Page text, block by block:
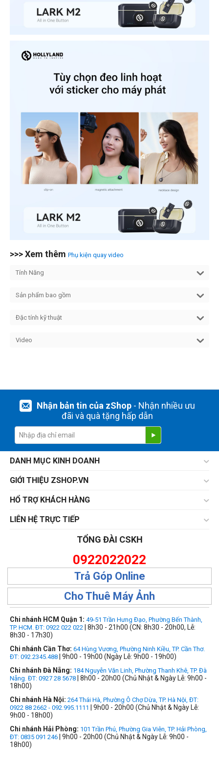
>>> Xem thêm Phụ kiện quay video
Tính Năng
Sản phẩm bao gồm
Đặc tính kỹ thuật
Video
Nhận bản tin của zShop- Nhận nhiều ưu
đãi và quà tặng hấp dẫn
DANH MỤC KINH DOANH
GIỚI THIỆU ZSHOP.VN
HỔ TRỢ KHÁCH HÀNG
LIÊN HỆ TRỰC TIẾP
TỔNG ĐÀI CSKH
0922022022
Trả Góp Online
Cho Thuê Máy Ảnh
Chi nhánh HCM Quận 1: 49-51 Trần Hưng Đạo, Phường Bến Thành,
TP. HCM. ĐT: 0922 022 022 | 8h30 - 21h00 (CN: 8h30 - 20h00, Lễ:
8h30 - 17h30)
Chi nhánh Cần Thơ: 64 Hùng Vương, Phường Ninh Kiều, TP. Cần Thơ.
ĐT: 092.2345.488 | 9h00 - 19h00 (Ngày Lễ: 9h00 - 19h00)
Chi nhánh Đà Nẵng: 184 Nguyễn Văn Linh, Phường Thanh Khê, TP. Đà
Nẵng. ĐT: 0927 28 5678 | 8h00 - 20h00 (Chủ Nhật & Ngày Lễ: 9h00 -
18h00)
Chi nhánh Hà Nội: 264 Thái Hà, Phường Ô Chợ Dừa, TP. Hà Nội, ĐT:
0922 88 2662 - 092.995.1111
| 9h00 - 20h00 (Chủ Nhật & Ngày Lễ:
9h00 - 18h00)
Chi nhánh Hải Phòng: 101 Trần Phú, Phường Gia Viên, TP. Hải Phòng,
ĐT: 0835 091 246 | 9h00 - 20h00 (Chủ Nhật & Ngày Lễ: 9h00 -
18h00)